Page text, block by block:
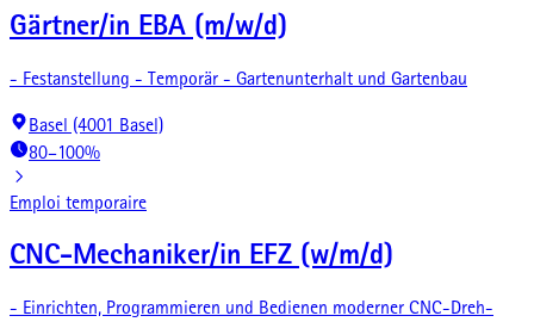
Gärtner/in EBA (m/w/d)
- Festanstellung - Temporär - Gartenunterhalt und Gartenbau
Basel (4001 Basel)
80–100%
Emploi temporaire
CNC-Mechaniker/in EFZ (w/m/d)
- Einrichten, Programmieren und Bedienen moderner CNC-Dreh-